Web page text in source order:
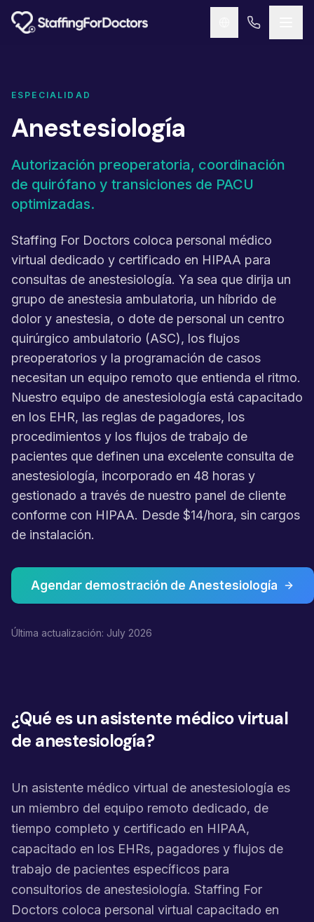
Skip to main content
ESPECIALIDAD
Anestesiología
Autorización preoperatoria, coordinación
de quirófano y transiciones de PACU
optimizadas.
Staffing For Doctors coloca personal médico
virtual dedicado y certificado en HIPAA para
consultas de anestesiología. Ya sea que dirija un
grupo de anestesia ambulatoria, un híbrido de
dolor y anestesia, o dote de personal un centro
quirúrgico ambulatorio (ASC), los flujos
preoperatorios y la programación de casos
necesitan un equipo remoto que entienda el ritmo.
Nuestro equipo de anestesiología está capacitado
en los EHR, las reglas de pagadores, los
procedimientos y los flujos de trabajo de
pacientes que definen una excelente consulta de
anestesiología, incorporado en 48 horas y
gestionado a través de nuestro panel de cliente
conforme con HIPAA. Desde $14/hora, sin cargos
de instalación.
Agendar demostración de Anestesiología
Última actualización: July 2026
¿Qué es un asistente médico virtual
de anestesiología?
Un asistente médico virtual de anestesiología es
un miembro del equipo remoto dedicado, de
tiempo completo y certificado en HIPAA,
capacitado en los EHRs, pagadores y flujos de
trabajo de pacientes específicos para
consultorios de anestesiología. Staffing For
Doctors coloca personal virtual capacitado en